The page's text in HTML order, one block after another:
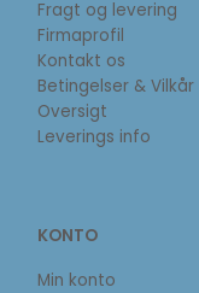
Fragt og levering
Firmaprofil
Kontakt os
Betingelser & Vilkår
Oversigt
Leverings info
KONTO
Min konto